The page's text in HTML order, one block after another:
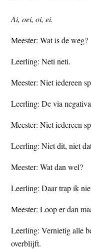
e
Ai, oei, oi, ei.
Meester: Wat is de weg?
Leerling: Neti neti.
Meester: Niet iedereen
Leerling: De via
Meester: Niet iedereen
Leerling: Niet dit, niet
Meester: Wat dan wel?
Leerling: Daar trap ik
Meester: Loop er dan
Leerling: Vernietig alle
overblijft.